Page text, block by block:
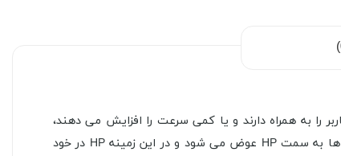
را به همراه دارند و یا کمی سرعت را افزایش می دهند،
چیز خاصی در پیشرفت پرینترهای لیزری شاهد نبوده ایم. بااین وجود اگر قرار باشد اتفاقی در دنیای پرینترهای لیزری رخ دهد، همه ی نگا ه ها به سمت HP عوض می شود و در این زمینه HP در خود